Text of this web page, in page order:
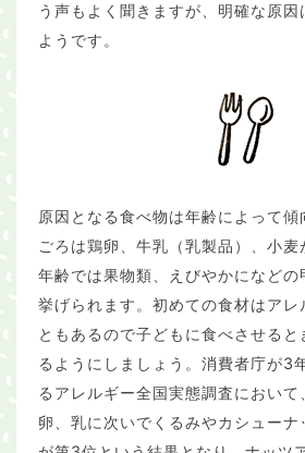
う声もよく聞きますが、明確な原
ようです。
原因となる食べ物は年齢によって
ごろは鶏卵、牛乳（乳製品）、小
年齢では果物類、えびやかになど
挙げられます。初めての食材はアレ
ともあるので子どもに食べさせると
るようにしましょう。消費者庁が3
るアレルギー全国実態調査におい
卵、乳に次いでくるみやカシュー